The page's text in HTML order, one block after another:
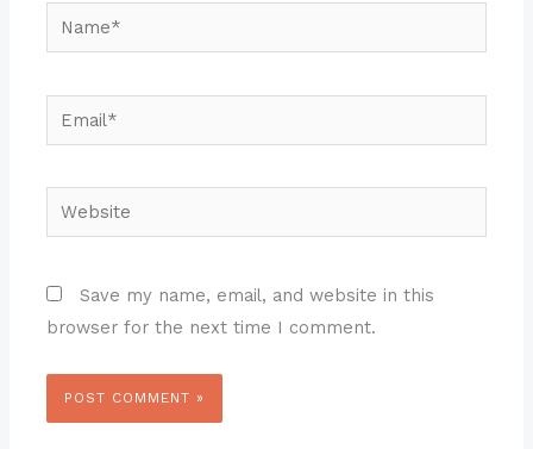
Name*
Email*
Website
Save my name, email, and website in this
browser for the next time I comment.